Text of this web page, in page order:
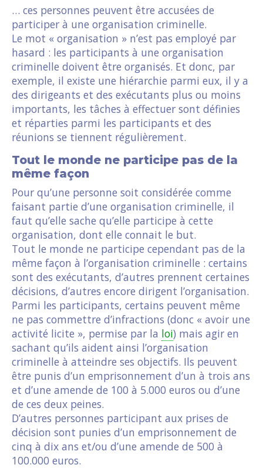
… ces personnes peuvent être accusées de
participer à une organisation criminelle.
Le mot « organisation » n’est pas employé par
hasard : les participants à une organisation
criminelle doivent être organisés. Et donc, par
exemple, il existe une hiérarchie parmi eux, il y a
des dirigeants et des exécutants plus ou moins
importants, les tâches à effectuer sont définies
et réparties parmi les participants et des
réunions se tiennent régulièrement.
Tout le monde ne participe pas de la
même façon
Pour qu’une personne soit considérée comme
faisant partie d’une organisation criminelle, il
faut qu’elle sache qu’elle participe à cette
organisation, dont elle connait le but.
Tout le monde ne participe cependant pas de la
même façon à l’organisation criminelle : certains
sont des exécutants, d’autres prennent certaines
décisions, d’autres encore dirigent l’organisation.
Parmi les participants, certains peuvent même
ne pas commettre d’infractions (donc « avoir une
activité licite », permise par la loi) mais agir en
sachant qu’ils aident ainsi l’organisation
criminelle à atteindre ses objectifs. Ils peuvent
être punis d’un emprisonnement d’un à trois ans
et d’une amende de 100 à 5.000 euros ou d’une
de ces deux peines.
D’autres personnes participant aux prises de
décision sont punies d’un emprisonnement de
cinq à dix ans et/ou d’une amende de 500 à
100.000 euros.